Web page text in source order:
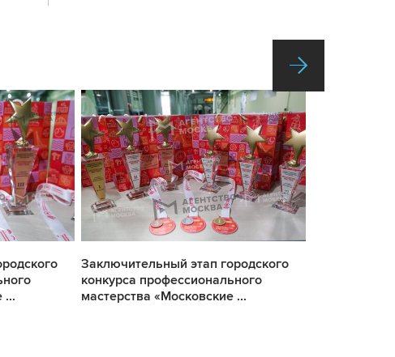
...
Заключительный этап городского
конкурса профессионального
мастерства «Московские ...